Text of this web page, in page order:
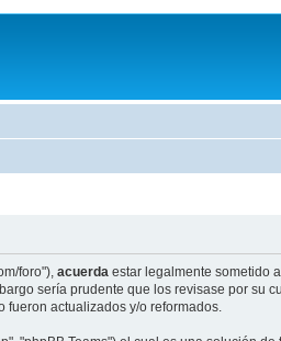
foro"), acuerda estar legalmente sometido
sería prudente que los revisase por su
fueron actualizados y/o reformados.